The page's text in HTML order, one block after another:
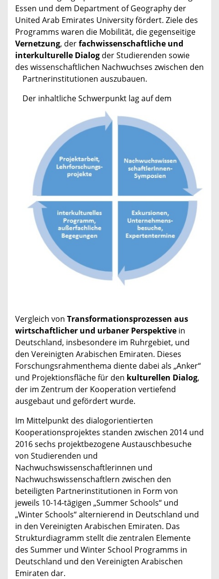
Essen und dem Department of Geography der
United Arab Emirates University fördert. Ziele des
Programms waren die Mobilität, die gegenseitige
Vernetzung, derfachwissenschaftliche und
interkulturelle Dialog der Studierenden sowie
des wissenschaftlichen Nachwuchses zwischen den
Partnerinstitutionen auszubauen.
Der inhaltliche Schwerpunkt lag auf dem
Vergleich von Transformationsprozessen aus
wirtschaftlicher und urbaner Perspektive in
Deutschland, insbesondere im Ruhrgebiet, und
den Vereinigten Arabischen Emiraten. Dieses
Forschungsrahmenthema diente dabei als „Anker“
und Projektionsfläche für den kulturellen Dialog,
der im Zentrum der Kooperation vertiefend
ausgebaut und gefördert wurde.
Im Mittelpunkt des dialogorientierten
Kooperationsprojektes standen zwischen 2014 und
2016 sechs projektbezogene Austauschbesuche
von Studierenden und
Nachwuchswissenschaftlerinnen und
Nachwuchswissenschaftlern zwischen den
beteiligten Partnerinstitutionen in Form von
jeweils 10-14-tägigen „Summer Schools“ und
„Winter Schools“ alternierend in Deutschland und
in den Vereinigten Arabischen Emiraten. Das
Strukturdiagramm stellt die zentralen Elemente
des Summer und Winter School Programms in
Deutschland und den Vereinigten Arabischen
Emiraten dar.